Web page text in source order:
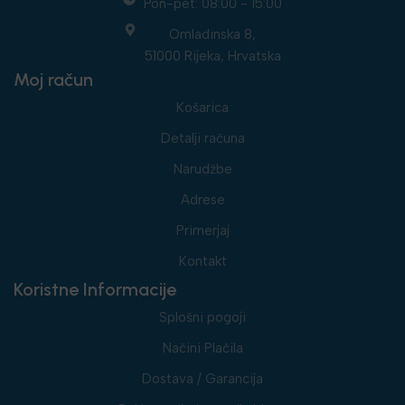
Pon-pet: 08:00 - 15:00
Omladinska 8,
51000 Rijeka, Hrvatska
Moj račun
Košarica
Detalji računa
Narudžbe
Adrese
Primerjaj
Kontakt
Koristne Informacije
Splošni pogoji
Načini Plačila
Dostava / Garancija